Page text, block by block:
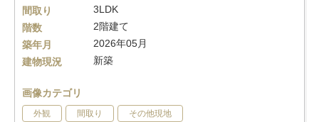
間取り
3LDK
階数
2階建て
築年月
2026年05月
建物現況
新築
画像カテゴリ
外観 間取り その他現地